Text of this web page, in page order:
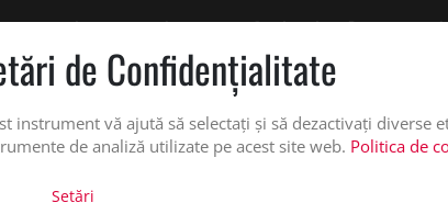
oferta de pret personalizata pe office@updateadv.ro. Pentru
SERVICII PERSONALIZARE DESPRE NOI
de Confidenţialitate
instrument vă ajută să selectați și să dezactivați diverse
de analiză utilizate pe acest site web. Politica de
Setări